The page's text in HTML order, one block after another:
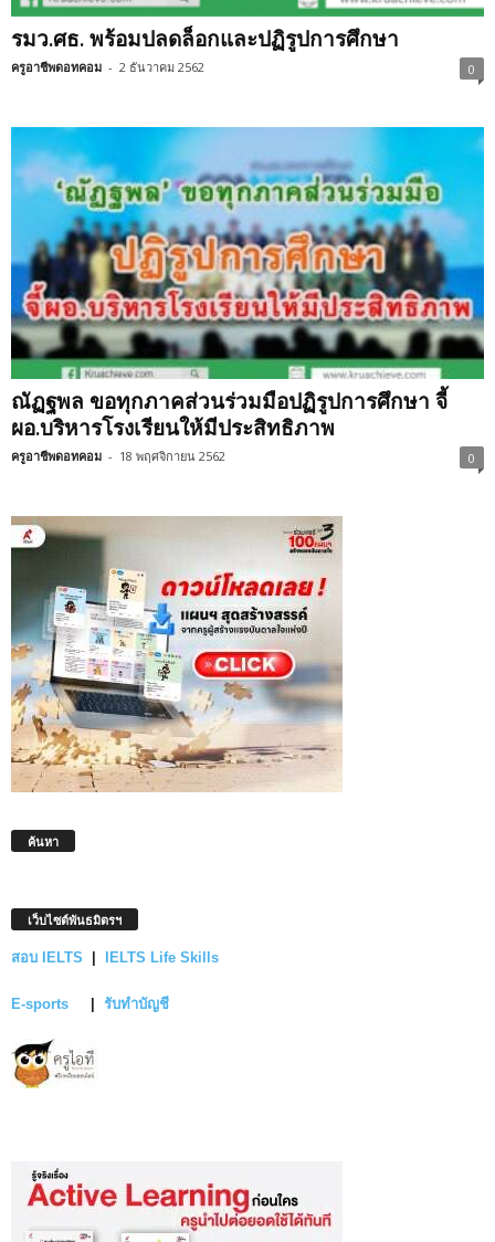
รมว.ศธ. พร้อมปลดล็อกและปฏิรูปการศึกษา
ครูอาชีพดอทคอม - 2 ธันวาคม 2562 0
ณัฏฐพล ขอทุกภาคส่วนร่วมมือปฏิรูปการศึกษา จี้
ผอ.บริหารโรงเรียนให้มีประสิทธิภาพ
ครูอาชีพดอทคอม - 18 พฤศจิกายน 2562 0
ค้นหา
เว็บไซต์พันธมิตรฯ
สอบ IELTS IELTS Life Skills
E-sports รับทำบัญชี